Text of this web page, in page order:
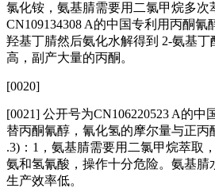
氯化铵，氨基腈需要用二氯甲烷多次
CN109134308 A的中国专利用丙酮
羟基丁腈然后氨化水解得到 2-氨基
高，副产大量的丙酮。
[0020]
[0021] 公开号为CN106220523 A的
替丙酮氰醇，氰化氢的摩尔量与正丙
.3)：1，氨基腈需要用二氯甲烷萃取
氨和氢氰酸，操作十分危险。氨基腈
生产效率低。